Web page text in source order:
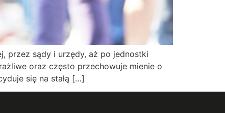
przez sądy i urzędy, aż po jednostki
oraz często przechowuje mienie o
się na stałą […]